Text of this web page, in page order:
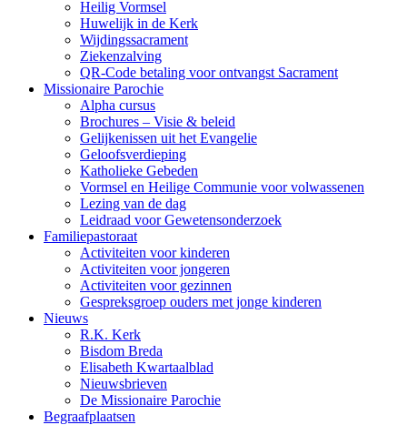
Heilig Vormsel
Huwelijk in de Kerk
Wijdingssacrament
Ziekenzalving
QR-Code betaling voor ontvangst Sacrament
Missionaire Parochie
Alpha cursus
Brochures – Visie & beleid
Gelijkenissen uit het Evangelie
Geloofsverdieping
Katholieke Gebeden
Vormsel en Heilige Communie voor volwassenen
Lezing van de dag
Leidraad voor Gewetensonderzoek
Familiepastoraat
Activiteiten voor kinderen
Activiteiten voor jongeren
Activiteiten voor gezinnen
Gespreksgroep ouders met jonge kinderen
Nieuws
R.K. Kerk
Bisdom Breda
Elisabeth Kwartaalblad
Nieuwsbrieven
De Missionaire Parochie
Begraafplaatsen